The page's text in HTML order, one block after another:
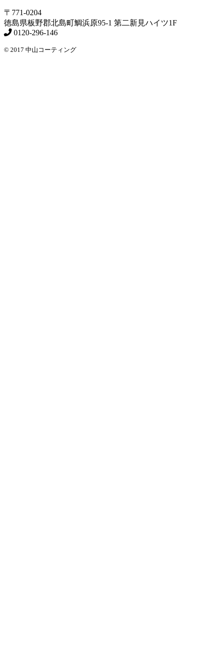
〒771-0204
徳島県板野郡北島町鯛浜原95-1 第二新見ハイツ1F
0120-296-146
© 2017 中山コーティング